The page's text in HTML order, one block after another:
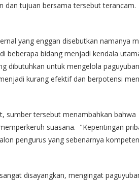
dan tujuan bersama tersebut terancam.
yang enggan disebutkan namanya
beberapa bidang menjadi kendala
dibutuhkan untuk mengelola
kurang efektif dan berpotensi
sumber tersebut menambahkan
suasana. "Kepentingan
pengurus yang sebenarnya
disayangkan, mengingat